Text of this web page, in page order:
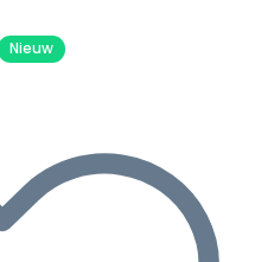
Nieuw